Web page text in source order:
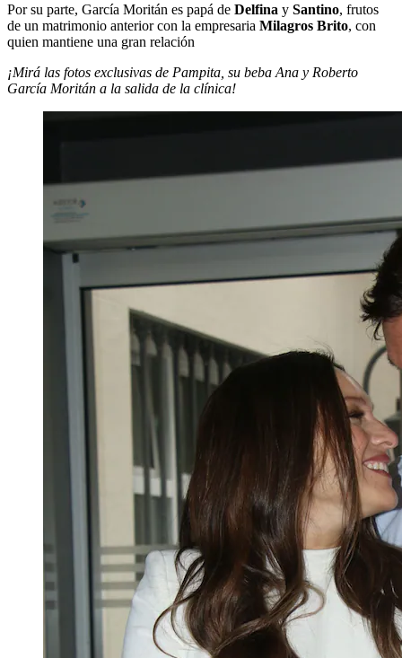
Por su parte, García Moritán es papá de Delfina y Santino, frutos
de un matrimonio anterior con la empresaria Milagros Brito, con
quien mantiene una gran relación
¡Mirá las fotos exclusivas de Pampita, su beba Ana y Roberto
García Moritán a la salida de la clínica!